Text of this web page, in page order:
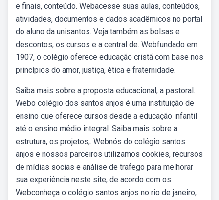
e finais, conteúdo. Webacesse suas aulas, conteúdos,
atividades, documentos e dados acadêmicos no portal
do aluno da unisantos. Veja também as bolsas e
descontos, os cursos e a central de. Webfundado em
1907, o colégio oferece educação cristã com base nos
princípios do amor, justiça, ética e fraternidade.
Saiba mais sobre a proposta educacional, a pastoral.
Webo colégio dos santos anjos é uma instituição de
ensino que oferece cursos desde a educação infantil
até o ensino médio integral. Saiba mais sobre a
estrutura, os projetos,. Webnós do colégio santos
anjos e nossos parceiros utilizamos cookies, recursos
de mídias socias e análise de trafego para melhorar
sua experiência neste site, de acordo com os.
Webconheça o colégio santos anjos no rio de janeiro,